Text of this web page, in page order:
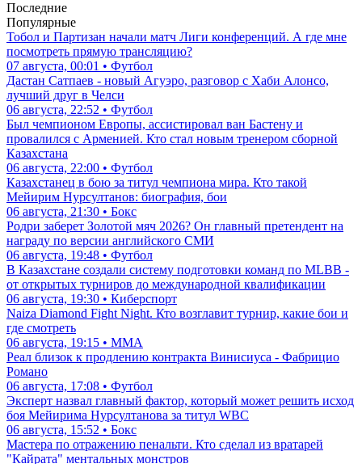
Последние
Популярные
Тобол и Партизан начали матч Лиги конференций. А где мне
посмотреть прямую трансляцию?
07 августа, 00:01 • Футбол
Дастан Сатпаев - новый Агуэро, разговор с Хаби Алонсо,
лучший друг в Челси
06 августа, 22:52 • Футбол
Был чемпионом Европы, ассистировал ван Бастену и
провалился с Арменией. Кто стал новым тренером сборной
Казахстана
06 августа, 22:00 • Футбол
Казахстанец в бою за титул чемпиона мира. Кто такой
Мейирим Нурсултанов: биография, бои
06 августа, 21:30 • Бокс
Родри заберет Золотой мяч 2026? Он главный претендент на
награду по версии английского СМИ
06 августа, 19:48 • Футбол
В Казахстане создали систему подготовки команд по MLBB -
от открытых турниров до международной квалификации
06 августа, 19:30 • Киберспорт
Naiza Diamond Fight Night. Кто возглавит турнир, какие бои и
где смотреть
06 августа, 19:15 • ММА
Реал близок к продлению контракта Винисиуса - Фабрицио
Романо
06 августа, 17:08 • Футбол
Эксперт назвал главный фактор, который может решить исход
боя Мейирима Нурсултанова за титул WBC
06 августа, 15:52 • Бокс
Мастера по отражению пенальти. Кто сделал из вратарей
"Кайрата" ментальных монстров